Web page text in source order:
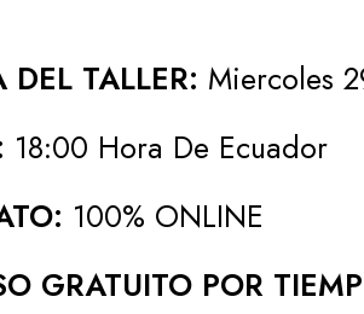
DEL TALLER: Miercoles
18:00 Hora De Ecuador
100% ONLINE
GRATUITO POR